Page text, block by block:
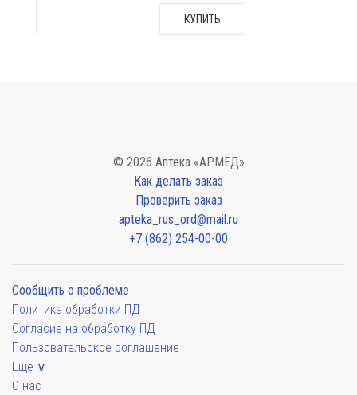
КУПИТЬ
© 2026 Аптека «АРМЕД»
Как делать заказ
Проверить заказ
apteka_rus_ord@mail.ru
+7 (862) 254-00-00
Сообщить о проблеме
Политика обработки ПД
Согласие на обработку ПД
Пользовательское соглашение
Еще ∨
О нас